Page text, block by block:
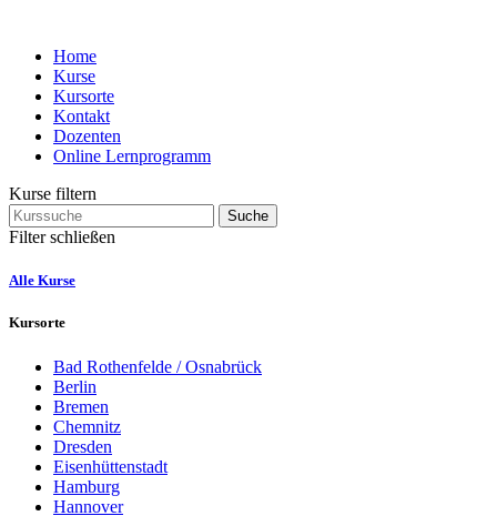
Home
Kurse
Kursorte
Kontakt
Dozenten
Online Lernprogramm
Kurse filtern
Suche
Filter schließen
Alle Kurse
Kursorte
Bad Rothenfelde / Osnabrück
Berlin
Bremen
Chemnitz
Dresden
Eisenhüttenstadt
Hamburg
Hannover